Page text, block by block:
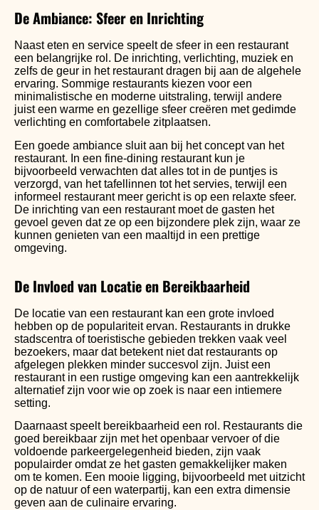
De Ambiance: Sfeer en Inrichting
Naast eten en service speelt de sfeer in een restaurant
een belangrijke rol. De inrichting, verlichting, muziek en
zelfs de geur in het restaurant dragen bij aan de algehele
ervaring. Sommige restaurants kiezen voor een
minimalistische en moderne uitstraling, terwijl andere
juist een warme en gezellige sfeer creëren met gedimde
verlichting en comfortabele zitplaatsen.
Een goede ambiance sluit aan bij het concept van het
restaurant. In een fine-dining restaurant kun je
bijvoorbeeld verwachten dat alles tot in de puntjes is
verzorgd, van het tafellinnen tot het servies, terwijl een
informeel restaurant meer gericht is op een relaxte sfeer.
De inrichting van een restaurant moet de gasten het
gevoel geven dat ze op een bijzondere plek zijn, waar ze
kunnen genieten van een maaltijd in een prettige
omgeving.
De Invloed van Locatie en Bereikbaarheid
De locatie van een restaurant kan een grote invloed
hebben op de populariteit ervan. Restaurants in drukke
stadscentra of toeristische gebieden trekken vaak veel
bezoekers, maar dat betekent niet dat restaurants op
afgelegen plekken minder succesvol zijn. Juist een
restaurant in een rustige omgeving kan een aantrekkelijk
alternatief zijn voor wie op zoek is naar een intiemere
setting.
Daarnaast speelt bereikbaarheid een rol. Restaurants die
goed bereikbaar zijn met het openbaar vervoer of die
voldoende parkeergelegenheid bieden, zijn vaak
populairder omdat ze het gasten gemakkelijker maken
om te komen. Een mooie ligging, bijvoorbeeld met uitzicht
op de natuur of een waterpartij, kan een extra dimensie
geven aan de culinaire ervaring.